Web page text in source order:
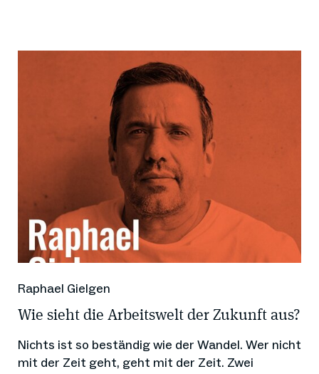
Raphael Gielgen
Wie sieht die Arbeitswelt der Zukunft aus?
Nichts ist so beständig wie der Wandel. Wer nicht
mit der Zeit geht, geht mit der Zeit. Zwei